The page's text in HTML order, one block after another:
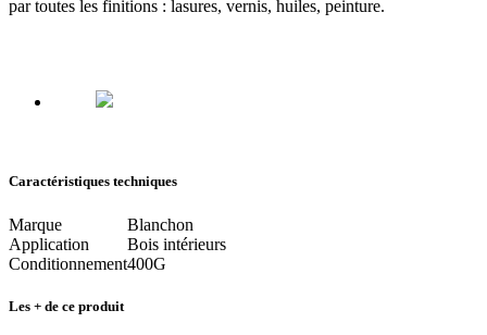
par toutes les finitions : lasures, vernis, huiles, peinture.
Caractéristiques techniques
Marque
Blanchon
Application
Bois intérieurs
Conditionnement400G
Les + de ce produit